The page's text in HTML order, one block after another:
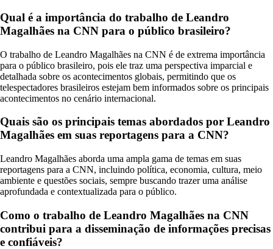
Qual é a importância do trabalho de Leandro
Magalhães na CNN para o público brasileiro?
O trabalho de Leandro Magalhães na CNN é de extrema importância
para o público brasileiro, pois ele traz uma perspectiva imparcial e
detalhada sobre os acontecimentos globais, permitindo que os
telespectadores brasileiros estejam bem informados sobre os principais
acontecimentos no cenário internacional.
Quais são os principais temas abordados por Leandro
Magalhães em suas reportagens para a CNN?
Leandro Magalhães aborda uma ampla gama de temas em suas
reportagens para a CNN, incluindo política, economia, cultura, meio
ambiente e questões sociais, sempre buscando trazer uma análise
aprofundada e contextualizada para o público.
Como o trabalho de Leandro Magalhães na CNN
contribui para a disseminação de informações precisas
e confiáveis?